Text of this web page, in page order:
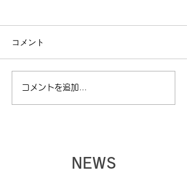
【夏季休暇に関してのお
知らせ】
コメント
コメントを追加…
NEWS